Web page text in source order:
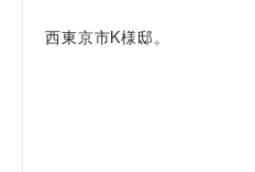
西東京市K様邸。